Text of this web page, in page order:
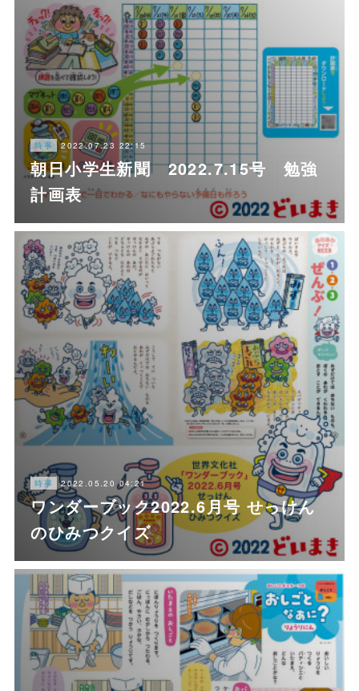
時事 2022.07.23 22:15
朝日小学生新聞 2022.7.15号 勉強
計画表
時事 2022.05.20 04:21
ワンダーブック2022.6月号 せっけん
のひみつクイズ